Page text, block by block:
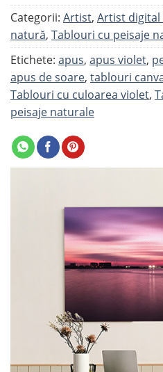
Categorii: Artist, Artist digital
natură, Tablouri cu peisaje
Etichete: apus, apus violet,
apus de soare, tablouri
Tablouri cu culoarea violet,
peisaje naturale